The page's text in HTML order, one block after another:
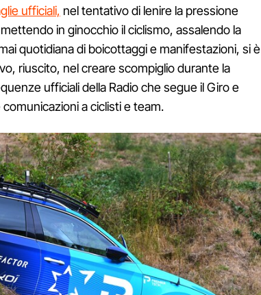
ufficiali, nel tentativo di lenire la pressione
in ginocchio il ciclismo, assalendo la
quotidiana di boicottaggi e manifestazioni, si è
riuscito, nel creare scompiglio durante la
ufficiali della Radio che segue il Giro e
a ciclisti e team.